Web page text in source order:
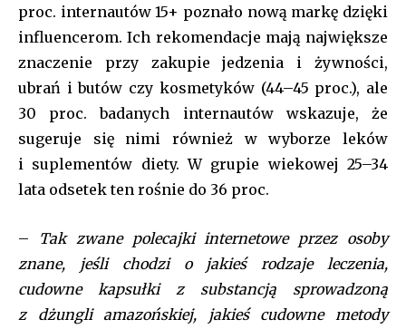
proc. internautów 15+ poznało nową markę dzięki
influencerom. Ich rekomendacje mają największe
znaczenie przy zakupie jedzenia i żywności,
ubrań i butów czy kosmetyków (44–45 proc.), ale
30 proc. badanych internautów wskazuje, że
sugeruje się nimi również w wyborze leków
i suplementów diety. W grupie wiekowej 25–34
lata odsetek ten rośnie do 36 proc.
–
Tak zwane polecajki internetowe przez osoby
znane, jeśli chodzi o jakieś rodzaje leczenia,
cudowne kapsułki z substancją sprowadzoną
z dżungli amazońskiej, jakieś cudowne metody